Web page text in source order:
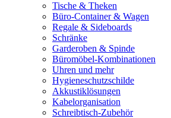
Tische & Theken
Büro-Container & Wagen
Regale & Sideboards
Schränke
Garderoben & Spinde
Büromöbel-Kombinationen
Uhren und mehr
Hygieneschutzschilde
Akkustiklösungen
Kabelorganisation
Schreibtisch-Zubehör